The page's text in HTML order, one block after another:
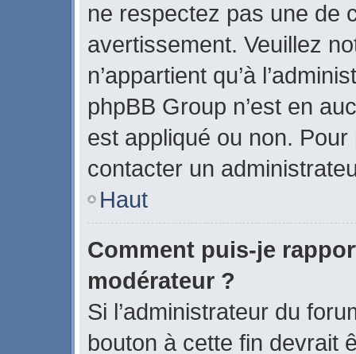
ne respectez pas une de
avertissement. Veuillez
n’appartient qu’à
phpBB Group n’est en
est appliqué ou non. Pour
contacter un
Haut
Comment puis-je
modérateur ?
Si l’administrateur du
bouton à cette fin devrait